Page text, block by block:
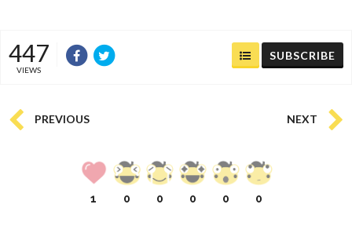
447
VIEWS
SUBSCRIBE
PREVIOUS NEXT
1 0 0 0 0 0